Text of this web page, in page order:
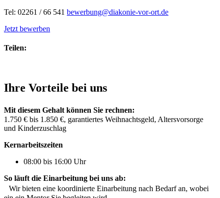
Tel: 02261 / 66 541 bewerbung@diakonie-vor-ort.de
Jetzt bewerben
Teilen:
Ihre Vorteile bei uns
Mit diesem Gehalt können Sie rechnen:
1.750 € bis 1.850 €, garantiertes Weihnachtsgeld, Altersvorsorge
und Kinderzuschlag
Kernarbeitszeiten
08:00 bis 16:00 Uhr
So läuft die Einarbeitung bei uns ab:
Wir bieten eine koordinierte Einarbeitung nach Bedarf an, wobei